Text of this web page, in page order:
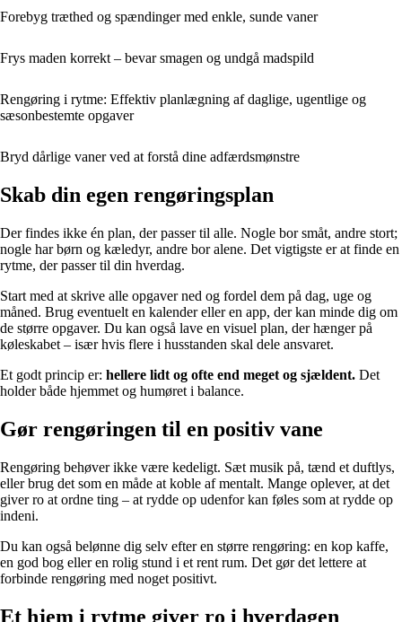
Forebyg træthed og spændinger med enkle, sunde vaner
Frys maden korrekt – bevar smagen og undgå madspild
Rengøring i rytme: Effektiv planlægning af daglige, ugentlige og
sæsonbestemte opgaver
Bryd dårlige vaner ved at forstå dine adfærdsmønstre
Skab din egen rengøringsplan
Der findes ikke én plan, der passer til alle. Nogle bor småt, andre stort;
nogle har børn og kæledyr, andre bor alene. Det vigtigste er at finde en
rytme, der passer til din hverdag.
Start med at skrive alle opgaver ned og fordel dem på dag, uge og
måned. Brug eventuelt en kalender eller en app, der kan minde dig om
de større opgaver. Du kan også lave en visuel plan, der hænger på
køleskabet – især hvis flere i husstanden skal dele ansvaret.
Et godt princip er: hellere lidt og ofte end meget og sjældent. Det
holder både hjemmet og humøret i balance.
Gør rengøringen til en positiv vane
Rengøring behøver ikke være kedeligt. Sæt musik på, tænd et duftlys,
eller brug det som en måde at koble af mentalt. Mange oplever, at det
giver ro at ordne ting – at rydde op udenfor kan føles som at rydde op
indeni.
Du kan også belønne dig selv efter en større rengøring: en kop kaffe,
en god bog eller en rolig stund i et rent rum. Det gør det lettere at
forbinde rengøring med noget positivt.
Et hjem i rytme giver ro i hverdagen